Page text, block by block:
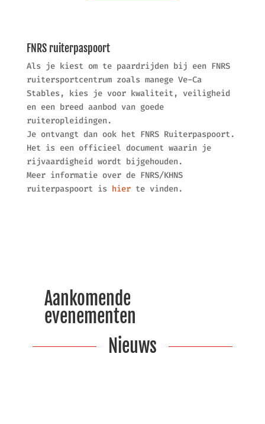
FNRS ruiterpaspoort
Als je kiest om te paardrijden bij een FNRS
ruitersportcentrum zoals manege Ve-Ca
Stables, kies je voor kwaliteit, veiligheid
en een breed aanbod van goede
ruiteropleidingen.
Je ontvangt dan ook het FNRS Ruiterpaspoort.
Het is een officieel document waarin je
rijvaardigheid wordt bijgehouden.
Meer informatie over de FNRS/KHNS
ruiterpaspoort is hierte vinden.
Aankomende
evenementen
Nieuws